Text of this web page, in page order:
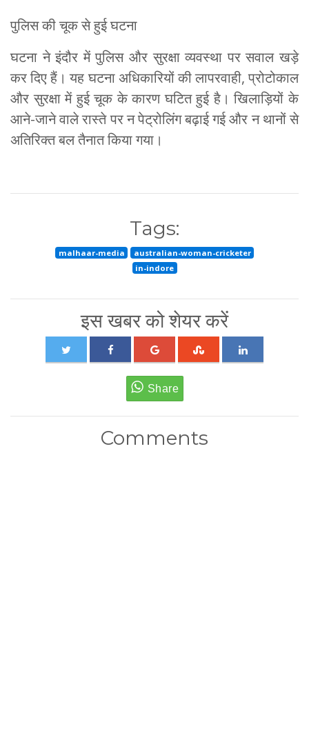
पुलिस की चूक से हुई घटना
घटना ने इंदौर में पुलिस और सुरक्षा व्यवस्था पर सवाल खड़े
कर दिए हैं। यह घटना अधिकारियों की लापरवाही, प्रोटोकाल
और सुरक्षा में हुई चूक के कारण घटित हुई है। खिलाड़ियों के
आने-जाने वाले रास्ते पर न पेट्रोलिंग बढ़ाई गई और न थानों से
अतिरिक्त बल तैनात किया गया।
Tags:
malhaar-media
australian-woman-cricketer
in-indore
इस खबर को शेयर करें
Comments